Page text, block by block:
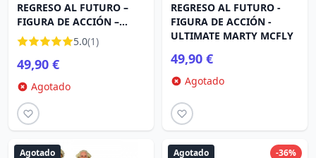
REGRESO AL FUTURO –
FIGURA DE ACCIÓN –
ULTIMATE DOC BROWN
5.0(1)
49,90 €
Agotado
REGRESO AL FUTURO -
FIGURA DE ACCIÓN -
ULTIMATE MARTY MCFLY
49,90 €
Agotado
Agotado -36%
Agotado